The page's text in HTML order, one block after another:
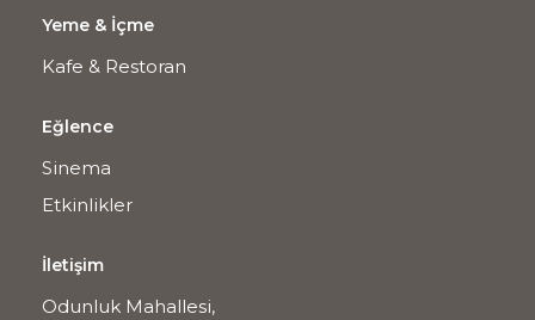
Yeme & İçme
Kafe & Restoran
Eğlence
Sinema
Etkinlikler
İletişim
Odunluk Mahallesi,